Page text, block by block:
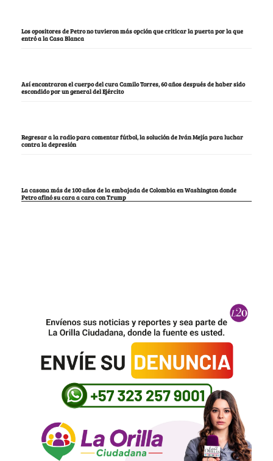
Los opositores de Petro no tuvieron más opción que criticar la puerta por la que
entró a la Casa Blanca
Así encontraron el cuerpo del cura Camilo Torres, 60 años después de haber sido
escondido por un general del Ejército
Regresar a la radio para comentar fútbol, la solución de Iván Mejía para luchar
contra la depresión
La casona más de 100 años de la embajada de Colombia en Washington donde
Petro afinó su cara a cara con Trump